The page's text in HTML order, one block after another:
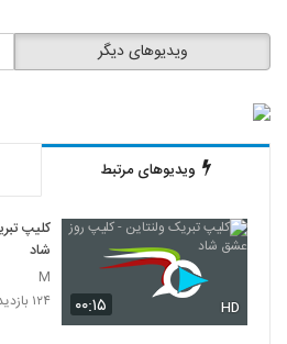
ویدیوهای دیگر
ویدیوهای مرتبط
۰۰:۱۵ HD
کلیپ
شاد
M
۱۲۴ بازدید